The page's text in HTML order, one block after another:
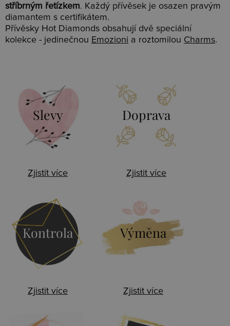
stříbrným řetízkem. Každý přívěsek je osazen pravým
diamantem s certifikátem.
Přívěsky Hot Diamonds obsahují dvě speciální
kolekce - jedinečnou Emozioni a roztomilou Charms.
Slevy
Zjistit více
Doprava
Zjistit více
Kontrola
Zjistit více
Výměna
Zjistit více